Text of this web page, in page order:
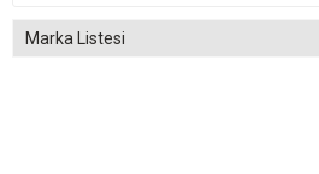
Marka Listesi